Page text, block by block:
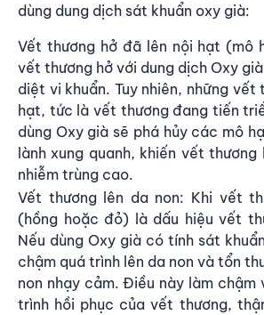
dùng dung dịch sát khuẩn oxy già:
Vết thương hở đã lên nội hạt (mô
vết thương hở với dung dịch Oxy
diệt vi khuẩn. Tuy nhiên, những vết
hạt, tức là vết thương đang tiến
dùng Oxy già sẽ phá hủy các mô
lành xung quanh, khiến vết thương
nhiễm trùng cao.
Vết thương lên da non: Khi vết
(hồng hoặc đỏ) là dấu hiệu vết
Nếu dùng Oxy già có tính sát
chậm quá trình lên da non và tổn
non nhạy cảm. Điều này làm chậm
trình hồi phục của vết thương,